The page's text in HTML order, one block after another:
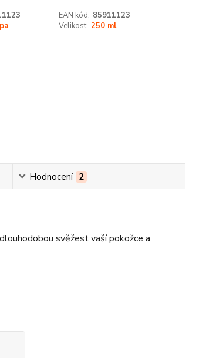
EAN kód: 85911123
Velikost: 250 ml
Hodnocení 2
svěžest vaší pokožce a